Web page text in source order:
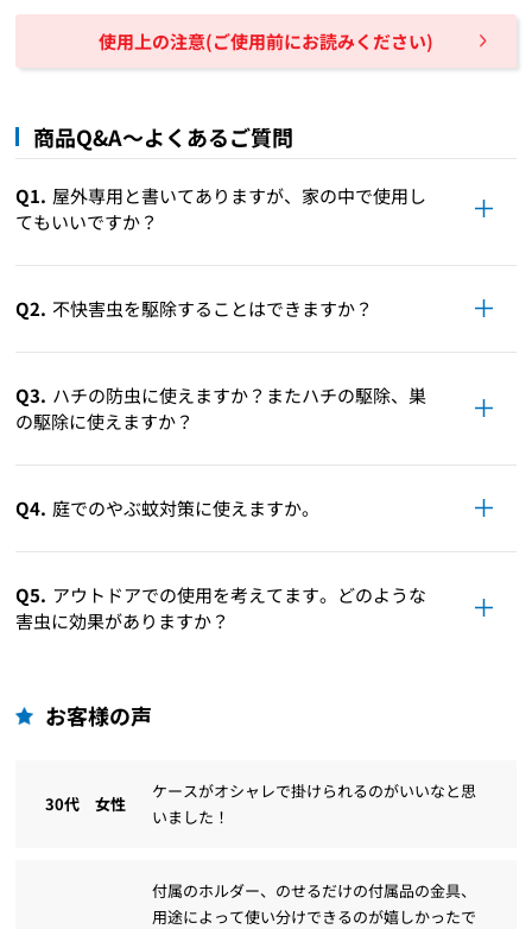
使用上の注意(ご使用前にお読みください)
商品Q&A～よくあるご質問
Q1. 屋外専用と書いてありますが、家の中で使用し
てもいいですか？
Q2. 不快害虫を駆除することはできますか？
Q3. ハチの防虫に使えますか？またハチの駆除、巣
の駆除に使えますか？
Q4. 庭でのやぶ蚊対策に使えますか。
Q5. アウトドアでの使用を考えてます。どのような
害虫に効果がありますか？
お客様の声
30代 女性
ケースがオシャレで掛けられるのがいいなと思
いました！
付属のホルダー、のせるだけの付属品の金具、
用途によって使い分けできるのが嬉しかったで